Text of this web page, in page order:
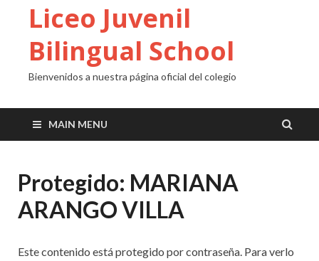
Liceo Juvenil
Bilingual School
Bienvenidos a nuestra página oficial del colegio
MAIN MENU
Protegido: MARIANA
ARANGO VILLA
Este contenido está protegido por contraseña. Para verlo